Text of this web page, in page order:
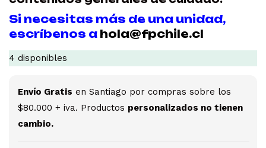
Si necesitas más de una unidad,
escríbenos a hola@fpchile.cl
4 disponibles
Envío Gratis en Santiago por compras sobre los
$80.000 + iva. Productos personalizados no tienen
cambio.